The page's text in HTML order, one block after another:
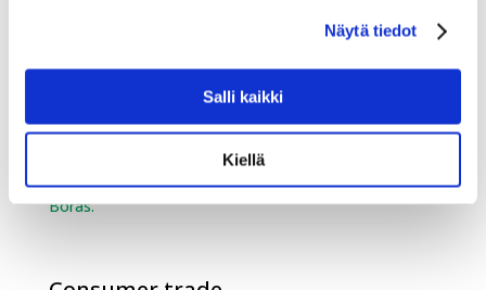
Näytä tiedot
Salli kaikki
Kiellä
Sports retail
Right now, the BIKE FAIR is underway at Åhaga in
Borås.